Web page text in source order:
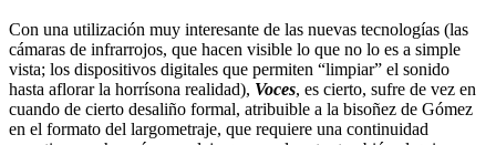
Con una utilización muy interesante de las nuevas tecnologías (las
cámaras de infrarrojos, que hacen visible lo que no lo es a simple
vista; los dispositivos digitales que permiten “limpiar” el sonido
hasta aflorar la horrísona realidad), Voces, es cierto, sufre de vez en
cuando de cierto desaliño formal, atribuible a la bisoñez de Gómez
en el formato del largometraje, que requiere una continuidad